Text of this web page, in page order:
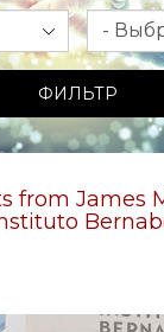
Год
ФИЛЬТР
from James